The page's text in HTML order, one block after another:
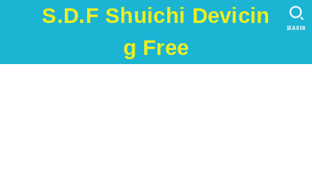
S.D.F Shuichi Devicin
g Free
SEARCH